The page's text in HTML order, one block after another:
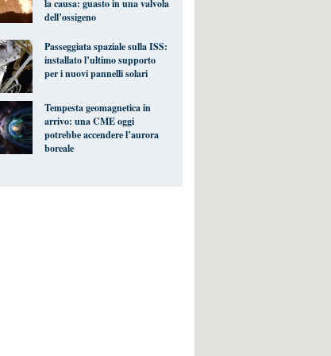
la causa: guasto in una valvola
dell’ossigeno
Passeggiata spaziale sulla ISS:
installato l’ultimo supporto
per i nuovi pannelli solari
Tempesta geomagnetica in
arrivo: una CME oggi
potrebbe accendere l’aurora
boreale